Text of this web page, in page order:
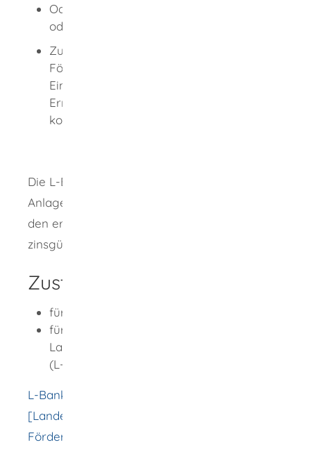
Oder: Sie wollen Ihre PV-Anlage erweitern
oder modernisieren.
Zur Finanzierung suchen Sie ein
Förderdarlehen, das sich zudem mit der
Einspeisevergütung nach
Erneuerbaren-Energien-Gesetz (
kombinieren lässt.
Die L-Bank finanziert Ihre Photovoltaik-
Anlage und den Einbau eines Speichers für
den erzeugten Strom mit einem
zinsgünstigen Darlehen.
Zuständige Stelle
für die Antragstellung: Ihre Hausbank
für die Bewilligung des Darlehens: die
Landeskreditbank Baden-Württemberg
(L-Bank)
L-Bank - Wirtschaftsförderung
[Landeskreditbank Baden-Württemberg -
Förderbank]